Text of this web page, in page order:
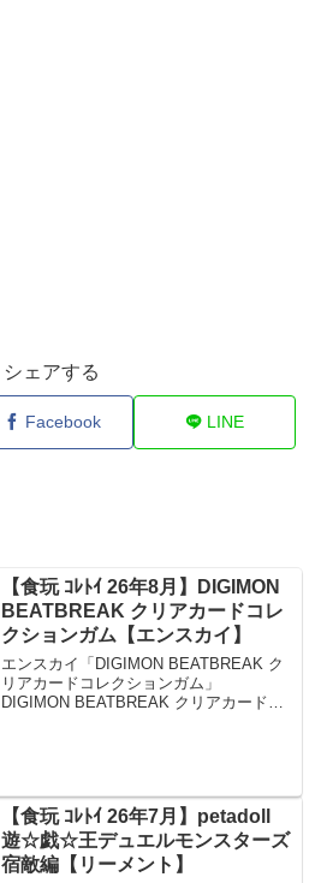
シェアする
Facebook LINE
【食玩 ｺﾚﾄｲ 26年8月】DIGIMON
BEATBREAK クリアカードコレ
クションガム【エンスカイ】
エンスカイ「DIGIMON BEATBREAK ク
リアカードコレクションガム」
DIGIMON BEATBREAK クリアカードコ
【食玩 ｺﾚﾄｲ 26年7月】petadoll
遊☆戯☆王デュエルモンスターズ
宿敵編【リーメント】